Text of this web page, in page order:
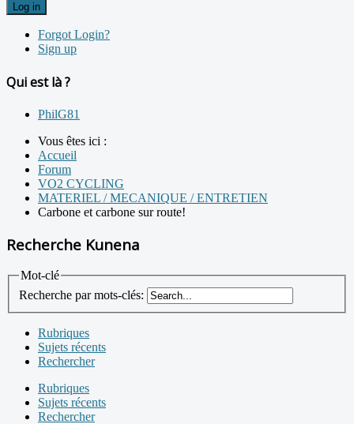
Log in
Forgot Login?
Sign up
Qui est là ?
PhilG81
Vous êtes ici :
Accueil
Forum
VO2 CYCLING
MATERIEL / MECANIQUE / ENTRETIEN
Carbone et carbone sur route!
Recherche Kunena
Mot-clé
Recherche par mots-clés:
Rubriques
Sujets récents
Rechercher
Rubriques
Sujets récents
Rechercher